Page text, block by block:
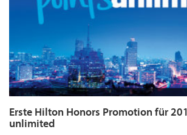
Erste Hilton Honors Promotion für
unlimited